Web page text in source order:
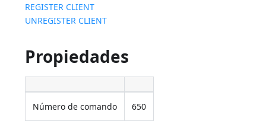
REGISTER CLIENT
UNREGISTER CLIENT
Propiedades
Número de comando 650